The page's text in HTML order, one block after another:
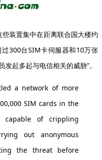
装置集中在距离联合国大楼约
300台SIM卡伺服器和10万张
起多起与电信相关的威胁”。
a network of more
SIM cards in the
capable of crippling
out anonymous
the threat before